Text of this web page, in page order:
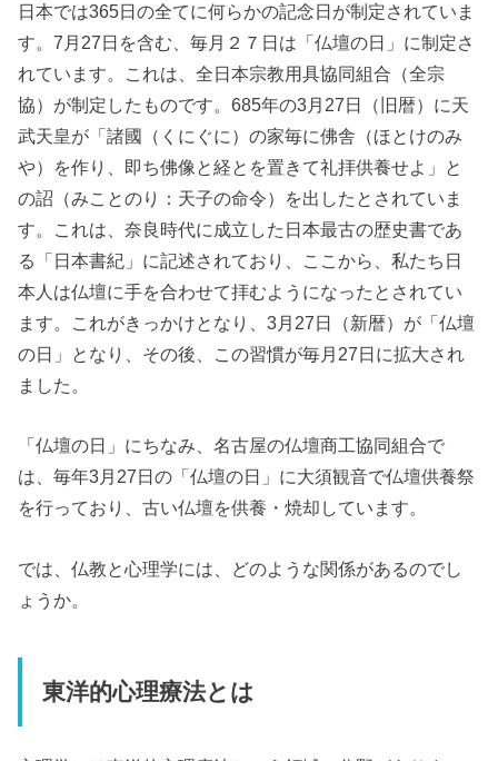
日本では365日の全てに何らかの記念日が制定されていま
す。7月27日を含む、毎月２７日は「仏壇の日」に制定さ
れています。これは、全日本宗教用具協同組合（全宗
協）が制定したものです。685年の3月27日（旧暦）に天
武天皇が「諸國（くにぐに）の家毎に佛舎（ほとけのみ
や）を作り、即ち佛像と経とを置きて礼拝供養せよ」と
の詔（みことのり：天子の命令）を出したとされていま
す。これは、奈良時代に成立した日本最古の歴史書であ
る「日本書紀」に記述されており、ここから、私たち日
本人は仏壇に手を合わせて拝むようになったとされてい
ます。これがきっかけとなり、3月27日（新暦）が「仏壇
の日」となり、その後、この習慣が毎月27日に拡大され
ました。
「仏壇の日」にちなみ、名古屋の仏壇商工協同組合で
は、毎年3月27日の「仏壇の日」に大須観音で仏壇供養祭
を行っており、古い仏壇を供養・焼却しています。
では、仏教と心理学には、どのような関係があるのでし
ょうか。
東洋的心理療法とは